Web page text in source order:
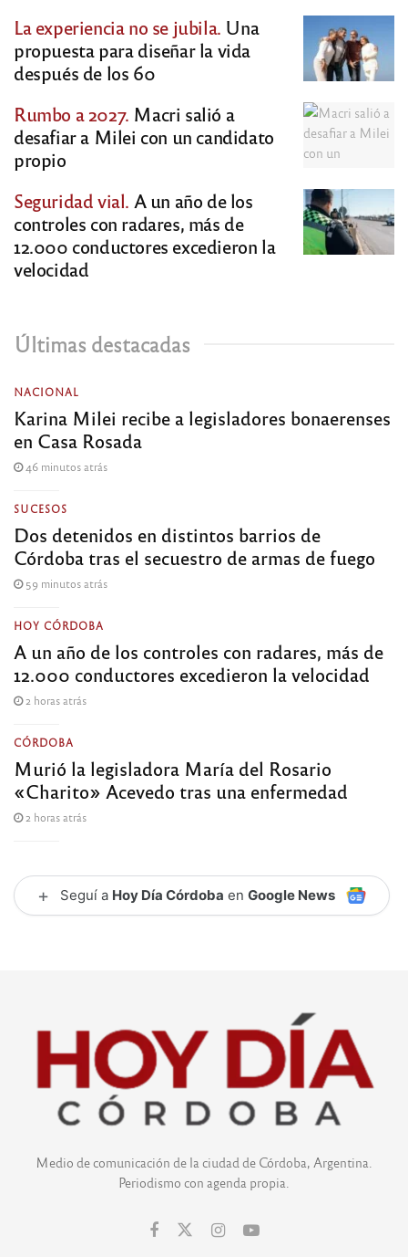
La experiencia no se jubila. Una
propuesta para diseñar la vida
después de los 60
Rumbo a 2027. Macri salió a
desafiar a Milei con un candidato
propio
Seguridad vial. A un año de los
controles con radares, más de
12.000 conductores excedieron la
velocidad
Últimas destacadas
NACIONAL
Karina Milei recibe a legisladores bonaerenses
en Casa Rosada
46 minutos atrás
SUCESOS
Dos detenidos en distintos barrios de
Córdoba tras el secuestro de armas de fuego
59 minutos atrás
HOY CÓRDOBA
A un año de los controles con radares, más de
12.000 conductores excedieron la velocidad
2 horas atrás
CÓRDOBA
Murió la legisladora María del Rosario
«Charito» Acevedo tras una enfermedad
2 horas atrás
+ Seguí a Hoy Día Córdoba en Google News
Medio de comunicación de la ciudad de Córdoba, Argentina.
Periodismo con agenda propia.